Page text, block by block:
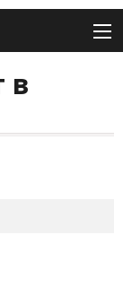
в